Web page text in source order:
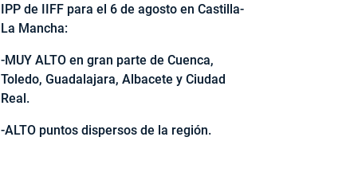
IPP de IIFF para el 6 de agosto en Castilla-
La Mancha:
-MUY ALTO en gran parte de Cuenca,
Toledo, Guadalajara, Albacete y Ciudad
Real.
-ALTO puntos dispersos de la región.